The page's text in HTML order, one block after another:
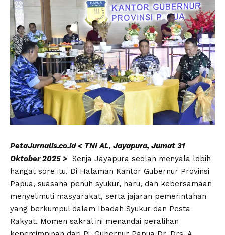
PetaJurnalis.co.id < TNI AL, Jayapura, Jumat 31
Oktober 2025 > Senja Jayapura seolah menyala lebih
hangat sore itu. Di Halaman Kantor Gubernur Provinsi
Papua, suasana penuh syukur, haru, dan kebersamaan
menyelimuti masyarakat, serta jajaran pemerintahan
yang berkumpul dalam Ibadah Syukur dan Pesta
Rakyat. Momen sakral ini menandai peralihan